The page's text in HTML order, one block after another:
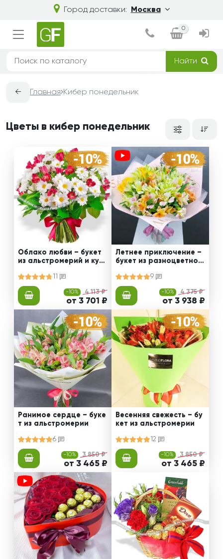
Город доставки: Москва
0
Найти
← Главная Кибер понедельник
Цветы в кибер понедельник
Облако любви – букет
из альстромерий и куст
11
-10% 4 113 ₽
от 3 701 ₽
Летнее приключение –
букет из разноцветной
9
-10% 4 375 ₽
от 3 938 ₽
Ранимое сердце – буке
т из альстромерии
6
-10% 3 850 ₽
от 3 465 ₽
Весенняя свежесть – бу
кет из альстромерии
12
-10% 3 850 ₽
от 3 465 ₽